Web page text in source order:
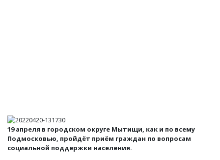
19 апреля в городском округе Мытищи, как и по всему
Подмосковью, пройдёт приём граждан по вопросам
социальной поддержки населения.